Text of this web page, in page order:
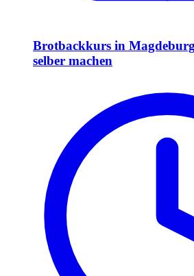
Brotbackkurs in
selber machen